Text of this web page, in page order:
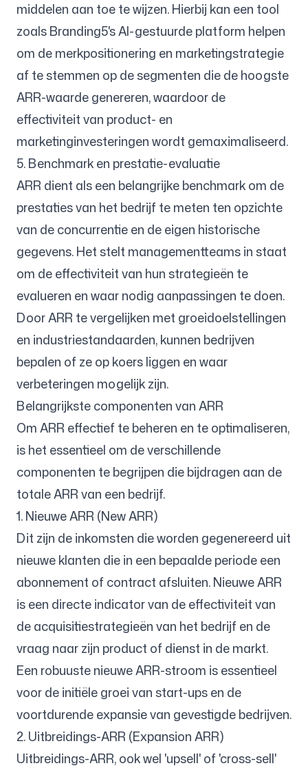
middelen aan toe te wijzen. Hierbij kan een tool
zoals Branding5's AI-gestuurde platform helpen
om de merkpositionering en marketingstrategie
af te stemmen op de segmenten die de hoogste
ARR-waarde genereren, waardoor de
effectiviteit van product- en
marketinginvesteringen wordt gemaximaliseerd.
5. Benchmark en prestatie-evaluatie
ARR dient als een belangrijke benchmark om de
prestaties van het bedrijf te meten ten opzichte
van de concurrentie en de eigen historische
gegevens. Het stelt managementteams in staat
om de effectiviteit van hun strategieën te
evalueren en waar nodig aanpassingen te doen.
Door ARR te vergelijken met groeidoelstellingen
en industriestandaarden, kunnen bedrijven
bepalen of ze op koers liggen en waar
verbeteringen mogelijk zijn.
Belangrijkste componenten van ARR
Om ARR effectief te beheren en te optimaliseren,
is het essentieel om de verschillende
componenten te begrijpen die bijdragen aan de
totale ARR van een bedrijf.
1. Nieuwe ARR (New ARR)
Dit zijn de inkomsten die worden gegenereerd uit
nieuwe klanten die in een bepaalde periode een
abonnement of contract afsluiten. Nieuwe ARR
is een directe indicator van de effectiviteit van
de acquisitiestrategieën van het bedrijf en de
vraag naar zijn product of dienst in de markt.
Een robuuste nieuwe ARR-stroom is essentieel
voor de initiële groei van start-ups en de
voortdurende expansie van gevestigde bedrijven.
2. Uitbreidings-ARR (Expansion ARR)
Uitbreidings-ARR, ook wel 'upsell' of 'cross-sell'